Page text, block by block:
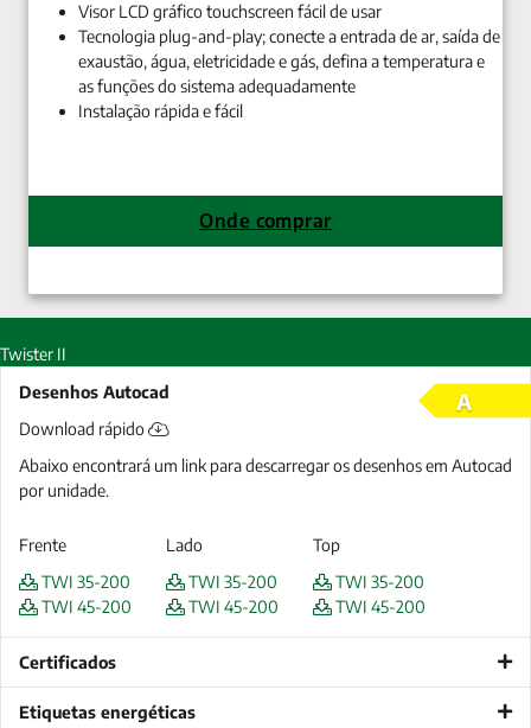
Visor LCD gráfico touchscreen fácil de usar
Tecnologia plug-and-play; conecte a entrada de ar, saída de
exaustão, água, eletricidade e gás, defina a temperatura e
as funções do sistema adequadamente
Instalação rápida e fácil
Onde comprar
Twister II
A
Desenhos Autocad
Download rápido
Abaixo encontrará um link para descarregar os desenhos em Autocad
por unidade.
Frente
TWI 35-200
TWI 45-200
Lado
TWI 35-200
TWI 45-200
Top
TWI 35-200
TWI 45-200
Certificados
Etiquetas energéticas